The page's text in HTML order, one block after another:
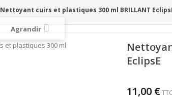
Nettoyant cuirs et plastiques 300 ml BRILLANT
Agrandir
EclipsE
11,00 €